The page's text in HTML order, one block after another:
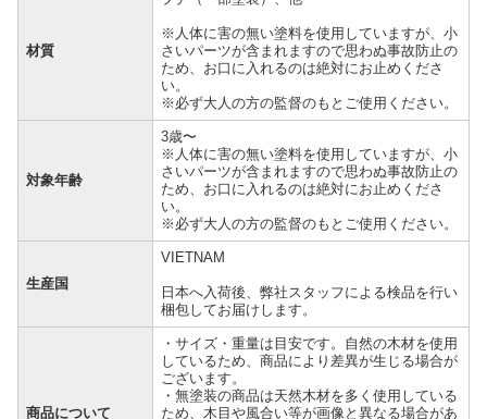
材質
※人体に害の無い塗料を使用していますが、小
さいパーツが含まれますので思わぬ事故防止の
ため、お口に入れるのは絶対にお止めくださ
い。
※必ず大人の方の監督のもとご使用ください。
対象年齢
3歳〜
※人体に害の無い塗料を使用していますが、小
さいパーツが含まれますので思わぬ事故防止の
ため、お口に入れるのは絶対にお止めくださ
い。
※必ず大人の方の監督のもとご使用ください。
生産国
VIETNAM
日本へ入荷後、弊社スタッフによる検品を行い
梱包してお届けします。
商品について
・サイズ・重量は目安です。自然の木材を使用
しているため、商品により差異が生じる場合が
ございます。
・無塗装の商品は天然木材を多く使用している
ため、木目や風合い等が画像と異なる場合があ